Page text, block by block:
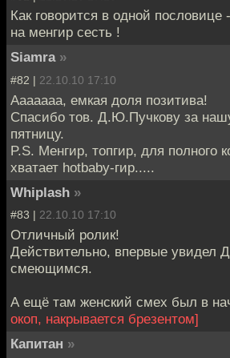
Как говорится в одной
на менгир сесть !
Siamra »
#82 | 22.10.10 17:10
Ааааааа, емкая доля позитива!
Спасибо тов. Д.Ю.Пучкову за
пятницу.
P.S. Менгир, топгир, для полного
хватает hotbaby-гир.....
Whiplash »
#83 | 22.10.10 17:10
Отличный ролик!
Действительно, впервые увидел
смеющимся.
А ещё там женский смех был в
окоп, накрывается брезентом]
Капитан »